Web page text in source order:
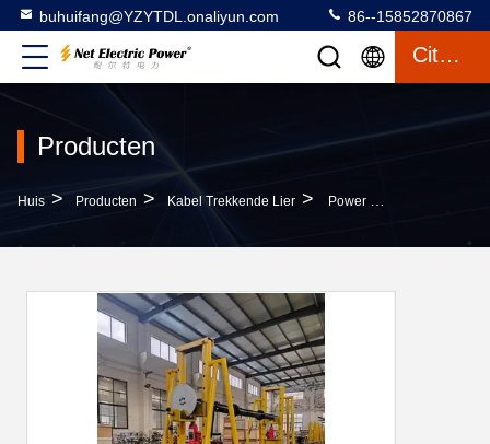
buhuifang@YZYTDL.onaliyun.com 86--15852870867
Citaat
Producten
Huis > Producten > Kabel Trekkende Lier > Power Engineering Hydraulic Pay Off Rack With Brake